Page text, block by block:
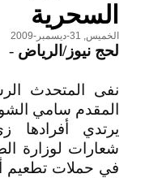
السحرية
الخميس, 31-ديسمبر-2009
لحج نيوز/الرياض -
نفى المتحدث
المقدم سامي
يرتدي أفرادها
شعارات لوزارة
في حملات تطعيم